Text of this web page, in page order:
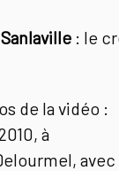
: le
de la vidéo :
à
avec